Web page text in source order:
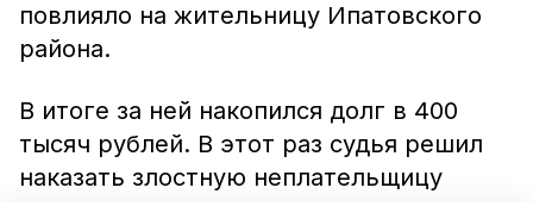
повлияло на жительницу Ипатовского
района.
В итоге за ней накопился долг в 400
тысяч рублей. В этот раз судья решил
наказать злостную неплательщицу